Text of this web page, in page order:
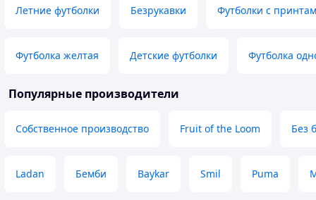
Летние футболки Безрукавки Футболки с
Футболка желтая Детские футболки Футболка
Популярные производители
Собственное производство Fruit of the Loom Без
Ladan Бемби Baykar Smil Puma